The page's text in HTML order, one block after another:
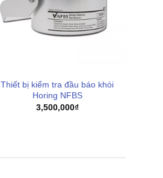
Thiết bị kiểm tra đầu báo khói
Horing NFBS
3,500,000₫